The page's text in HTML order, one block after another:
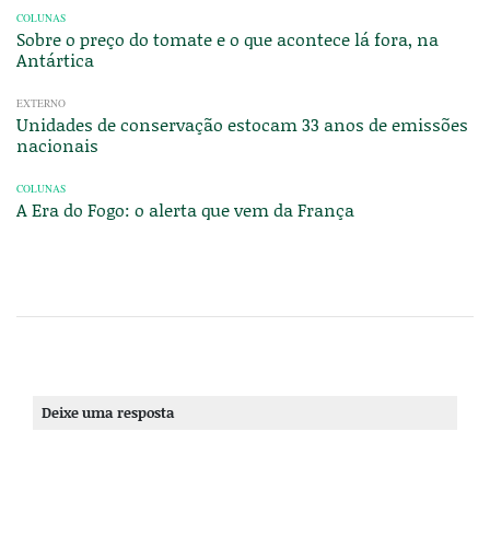
COLUNAS
Sobre o preço do tomate e o que acontece lá fora, na
Antártica
EXTERNO
Unidades de conservação estocam 33 anos de emissões
nacionais
COLUNAS
A Era do Fogo: o alerta que vem da França
Deixe uma resposta